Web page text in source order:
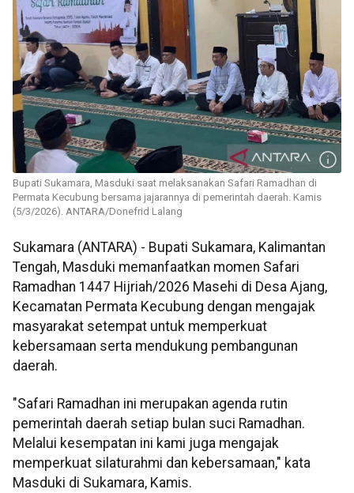
Bupati Sukamara, Masduki saat melaksanakan Safari Ramadhan di
Permata Kecubung bersama jajarannya di pemerintah daerah. Kamis
(5/3/2026). ANTARA/Donefrid Lalang
Sukamara (ANTARA) - Bupati Sukamara, Kalimantan
Tengah, Masduki memanfaatkan momen Safari
Ramadhan 1447 Hijriah/2026 Masehi di Desa Ajang,
Kecamatan Permata Kecubung dengan mengajak
masyarakat setempat untuk memperkuat
kebersamaan serta mendukung pembangunan
daerah.
"Safari Ramadhan ini merupakan agenda rutin
pemerintah daerah setiap bulan suci Ramadhan.
Melalui kesempatan ini kami juga mengajak
memperkuat silaturahmi dan kebersamaan," kata
Masduki di Sukamara, Kamis.